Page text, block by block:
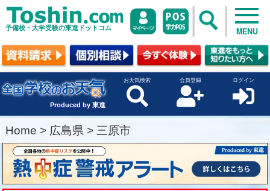
予備校・大学受験の東進ドットコム MENU
Produced by 東進
お天気検索 会員登録 ログイン
Home > 広島県 > 三原市